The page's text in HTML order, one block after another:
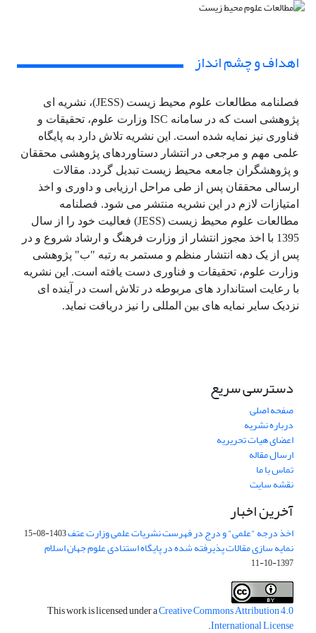
اهداف و چشم انداز
فصلنامه مطالعات علوم محیط زیست (JESS)، نشریه ای
پژوهشی است که در سامانه ISC وزارت علوم، تحقیقات و
فناوری نیز نمایه شده است. این نشریه تلاش دارد به پایگاه
علمی مهم و مرجعی در انتشار دستاوردهای پژوهشی محققان
و پژوهشگران جامعه محیط زیست تبدیل گردد. مقالات
ارسالی محققان پس از طی مراحل ارزیابی و داوری و اخذ
امتیازات لازم در این نشریه منتشر می شود. فصلنامه
مطالعات علوم محیط زیست (JESS) فعالیت خود را از سال
1395 با اخذ مجوز انتشار از وزارت فرهنگ و ارشاد شروع و در
پس از یک دهه انتشار منظم و مستمر به رتبه "ب" پژوهشی
وزارت علوم، تحقیقات و فناوری دست یافته است. این نشریه
با رعایت استاندارد های مربوطه در تلاش است در آینده ای
نزدیک سایر نمایه های بین المللی را نیز دریافت نماید.
دسترسی سریع
صفحه اصلی
درباره نشریه
اعضای هیات تحریریه
ارسال مقاله
تماس با ما
نقشه سایت
آخرین اخبار
اخذ درجه "علمی" و درج در فهرست نشریات علمی وزارت عتف1403-08-15
نمایه سازی مقالات پذیرفته شده در پایگاه استنادی علوم جهان اسلام
1397-10-11
This work is licensed under aCreative Commons Attribution 4.0
International License
.